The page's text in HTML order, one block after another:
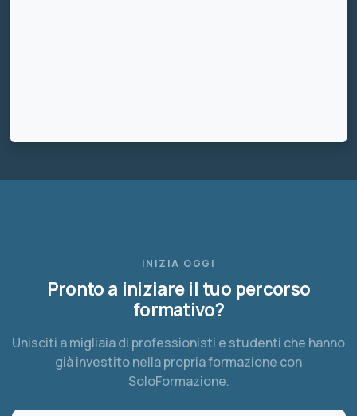
INIZIA OGGI
Pronto a iniziare il tuo percorso
formativo?
Unisciti a migliaia di professionisti e studenti che hanno
già investito nella propria formazione con
SoloFormazione.